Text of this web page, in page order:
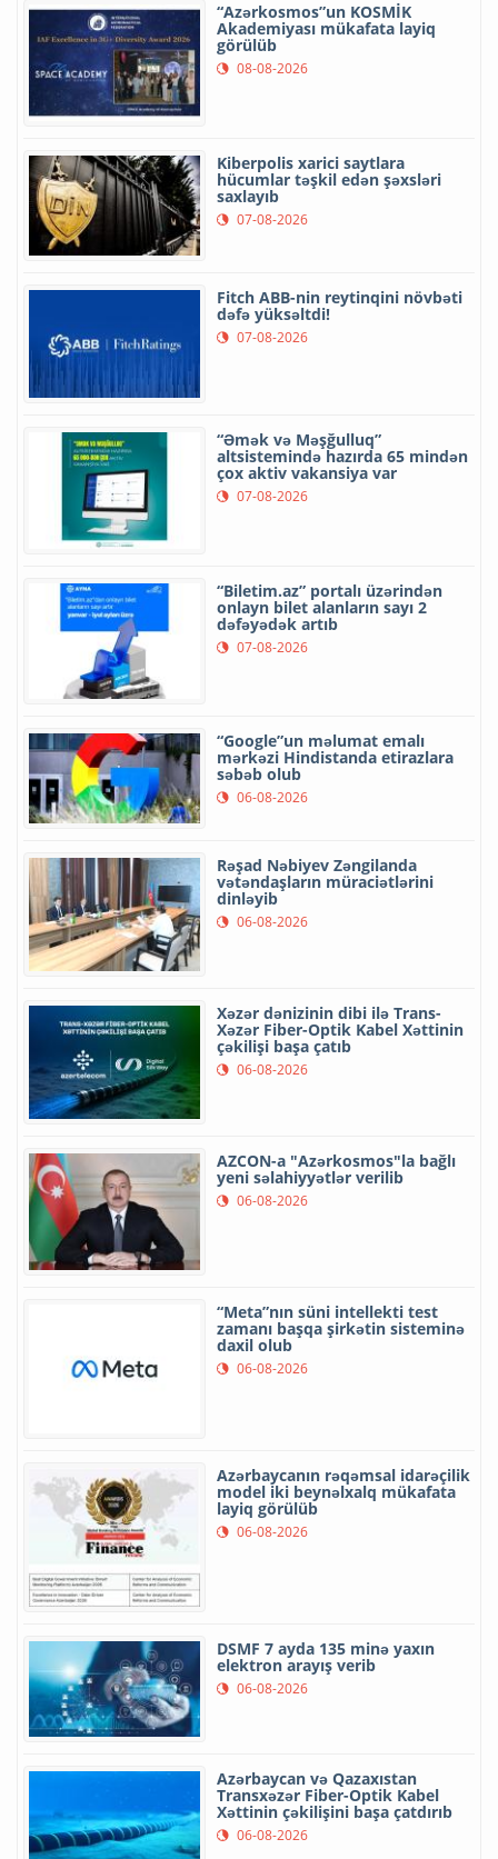
“Azərkosmos”un KOSMİK
Akademiyası mükafata layiq
görülüb
08-08-2026
Kiberpolis xarici saytlara
hücumlar təşkil edən şəxsləri
saxlayıb
07-08-2026
Fitch ABB-nin reytinqini növbəti
dəfə yüksəltdi!
07-08-2026
“Əmək və Məşğulluq”
altsistemində hazırda 65 mindən
çox aktiv vakansiya var
07-08-2026
“Biletim.az” portalı üzərindən
onlayn bilet alanların sayı 2
dəfəyədək artıb
07-08-2026
“Google”un məlumat emalı
mərkəzi Hindistanda etirazlara
səbəb olub
06-08-2026
Rəşad Nəbiyev Zəngilanda
vətəndaşların müraciətlərini
dinləyib
06-08-2026
Xəzər dənizinin dibi ilə Trans-
Xəzər Fiber-Optik Kabel Xəttinin
çəkilişi başa çatıb
06-08-2026
AZCON-a "Azərkosmos"la bağlı
yeni səlahiyyətlər verilib
06-08-2026
“Meta”nın süni intellekti test
zamanı başqa şirkətin sisteminə
daxil olub
06-08-2026
Azərbaycanın rəqəmsal idarəçilik
model iki beynəlxalq mükafata
layiq görülüb
06-08-2026
DSMF 7 ayda 135 minə yaxın
elektron arayış verib
06-08-2026
Azərbaycan və Qazaxıstan
Transxəzər Fiber-Optik Kabel
Xəttinin çəkilişini başa çatdırıb
06-08-2026